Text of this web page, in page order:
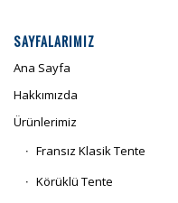
SAYFALARIMIZ
Ana Sayfa
Hakkımızda
Ürünlerimiz
Fransız Klasik Tente
Körüklü Tente